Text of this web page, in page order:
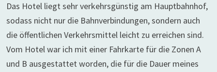
Das Hotel liegt sehr verkehrsgünstig am Hauptbahnhof,
sodass nicht nur die Bahnverbindungen, sondern auch
die öffentlichen Verkehrsmittel leicht zu erreichen sind.
Vom Hotel war ich mit einer Fahrkarte für die Zonen A
und B ausgestattet worden, die für die Dauer meines